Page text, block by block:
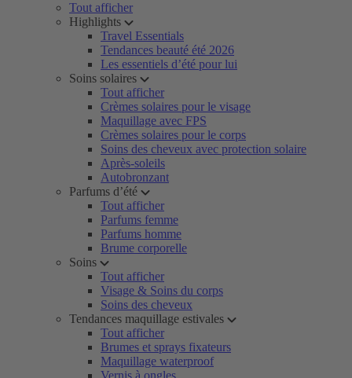
Tout afficher
Highlights
Travel Essentials
Tendances beauté été 2026
Les essentiels d’été pour lui
Soins solaires
Tout afficher
Crèmes solaires pour le visage
Maquillage avec FPS
Crèmes solaires pour le corps
Soins des cheveux avec protection solaire
Après-soleils
Autobronzant
Parfums d’été
Tout afficher
Parfums femme
Parfums homme
Brume corporelle
Soins
Tout afficher
Visage & Soins du corps
Soins des cheveux
Tendances maquillage estivales
Tout afficher
Brumes et sprays fixateurs
Maquillage waterproof
Vernis à ongles